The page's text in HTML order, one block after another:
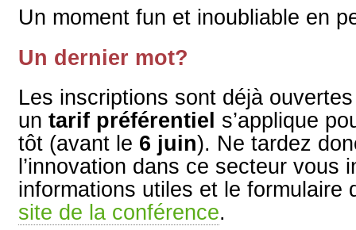
Un moment fun et inoubliable en
Un dernier mot?
Les inscriptions sont déjà
un tarif préférentiel s’applique
tôt (avant le 6 juin). Ne tardez
l’innovation dans ce secteur vous
informations utiles et le formulaire
site de la conférence.